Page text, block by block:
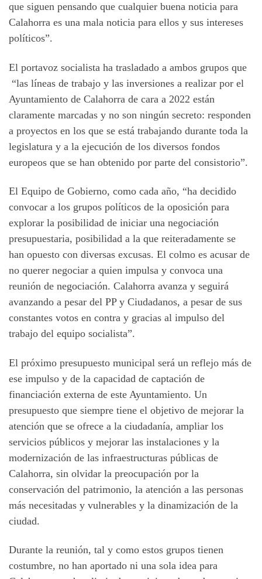
que siguen pensando que cualquier buena noticia para
Calahorra es una mala noticia para ellos y sus intereses
políticos”.
El portavoz socialista ha trasladado a ambos grupos que
“las líneas de trabajo y las inversiones a realizar por el
Ayuntamiento de Calahorra de cara a 2022 están
claramente marcadas y no son ningún secreto: responden
a proyectos en los que se está trabajando durante toda la
legislatura y a la ejecución de los diversos fondos
europeos que se han obtenido por parte del consistorio”.
El Equipo de Gobierno, como cada año, “ha decidido
convocar a los grupos políticos de la oposición para
explorar la posibilidad de iniciar una negociación
presupuestaria, posibilidad a la que reiteradamente se
han opuesto con diversas excusas. El colmo es acusar de
no querer negociar a quien impulsa y convoca una
reunión de negociación. Calahorra avanza y seguirá
avanzando a pesar del PP y Ciudadanos, a pesar de sus
constantes votos en contra y gracias al impulso del
trabajo del equipo socialista”.
El próximo presupuesto municipal será un reflejo más de
ese impulso y de la capacidad de captación de
financiación externa de este Ayuntamiento. Un
presupuesto que siempre tiene el objetivo de mejorar la
atención que se ofrece a la ciudadanía, ampliar los
servicios públicos y mejorar las instalaciones y la
modernización de las infraestructuras públicas de
Calahorra, sin olvidar la preocupación por la
conservación del patrimonio, la atención a las personas
más necesitadas y vulnerables y la dinamización de la
ciudad.
Durante la reunión, tal y como estos grupos tienen
costumbre, no han aportado ni una sola idea para